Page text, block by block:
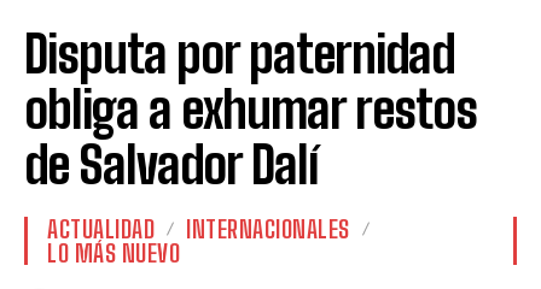
Disputa por paternidad
obliga a exhumar restos
de Salvador Dalí
ACTUALIDAD
INTERNACIONALES
LO MÁS NUEVO